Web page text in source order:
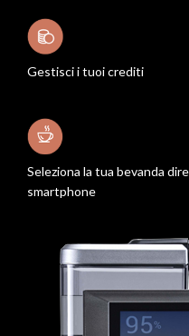
Gestisci i tuoi crediti
Seleziona la tua bevanda
smartphone